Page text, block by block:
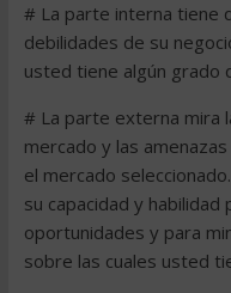
# La parte interna tiene
debilidades de su
usted tiene algún grado
# La parte externa mira
mercado y las
el mercado
su capacidad y
oportunidades y para
sobre las cuales usted